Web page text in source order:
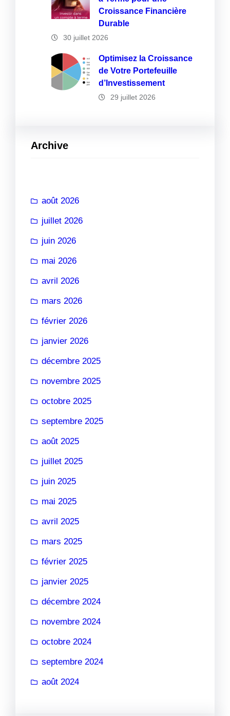
Croissance Financière
Durable
30 juillet 2026
Optimisez la Croissance
de Votre Portefeuille
d’Investissement
29 juillet 2026
Archive
août 2026
juillet 2026
juin 2026
mai 2026
avril 2026
mars 2026
février 2026
janvier 2026
décembre 2025
novembre 2025
octobre 2025
septembre 2025
août 2025
juillet 2025
juin 2025
mai 2025
avril 2025
mars 2025
février 2025
janvier 2025
décembre 2024
novembre 2024
octobre 2024
septembre 2024
août 2024